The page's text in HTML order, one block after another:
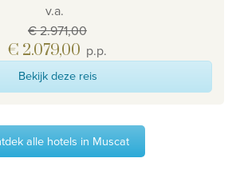
v.a.
€ 2.971,00
€ 2.079,00 p.p.
Bekijk deze reis
alle hotels in Muscat